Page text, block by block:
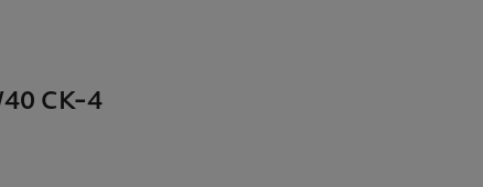
CK-4